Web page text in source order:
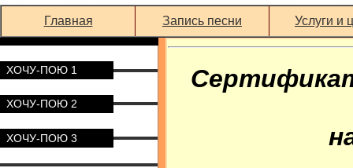
Главная Запись песни Услуги и
ХОЧУ-ПОЮ 1
ХОЧУ-ПОЮ 2
ХОЧУ-ПОЮ 3